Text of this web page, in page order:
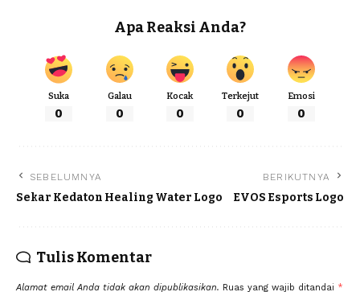
Apa Reaksi Anda?
Suka
0
Galau
0
Kocak
0
Terkejut
0
Emosi
0
SEBELUMNYA
Sekar Kedaton Healing Water Logo
BERIKUTNYA
EVOS Esports Logo
Tulis Komentar
Alamat email Anda tidak akan dipublikasikan. Ruas yang wajib ditandai *